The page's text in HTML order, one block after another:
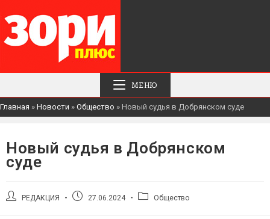
МЕНЮ
Главная » Новости » Общество » Новый судья в Добрянском суде
Новый судья в Добрянском
суде
АвторРЕДАКЦИЯ
Запись27.06.2024
РубрикаОбщество